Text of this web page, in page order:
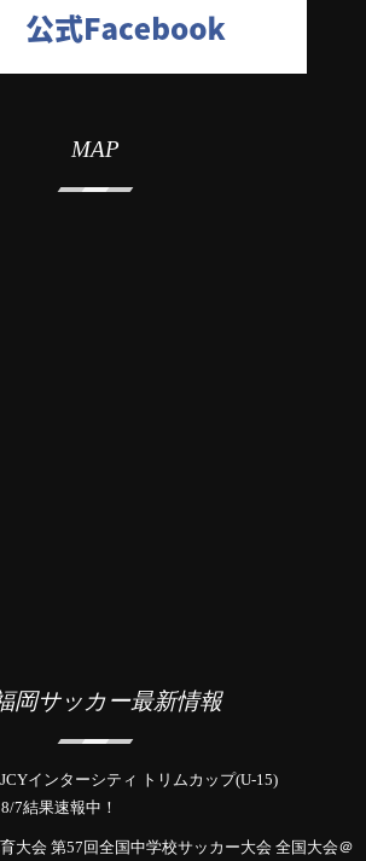
MAP
岡サッカー最新情報
インターシティ トリムカップ(U-15)
7結果速報中！
大会 第57回全国中学校サッカー大会 全国大会＠